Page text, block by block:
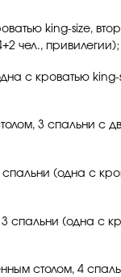
king-size,
чел., привилегии);
с кроватью
3 спальни с
спальни (одна с
спальни (одна с
столом, 4